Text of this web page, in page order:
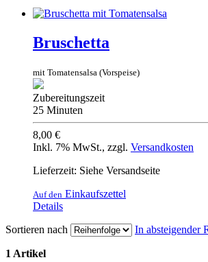
Bruschetta
mit Tomatensalsa (Vorspeise)
Zubereitungszeit
25 Minuten
8,00 €
Inkl. 7% MwSt., zzgl. Versandkosten
Lieferzeit: Siehe Versandseite
Auf den Einkaufszettel
Details
Sortieren nach
In absteigender
1 Artikel